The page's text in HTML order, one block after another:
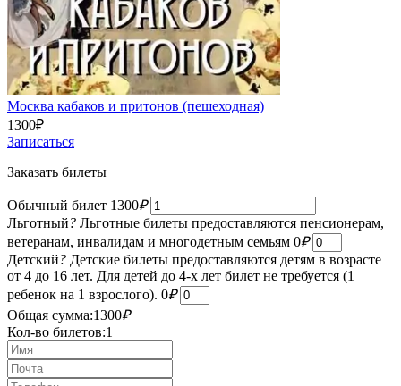
Москва кабаков и притонов (пешеходная)
1300₽
Записаться
Заказать билеты
Обычный билет 1300₽
Льготный? Льготные билеты предоставляются пенсионерам,
ветеранам, инвалидам и многодетным семьям 0₽
Детский? Детские билеты предоставляются детям в возрасте
от 4 до 16 лет. Для детей до 4-х лет билет не требуется (1
ребенок на 1 взрослого). 0₽
Общая сумма:1300₽
Кол-во билетов:1